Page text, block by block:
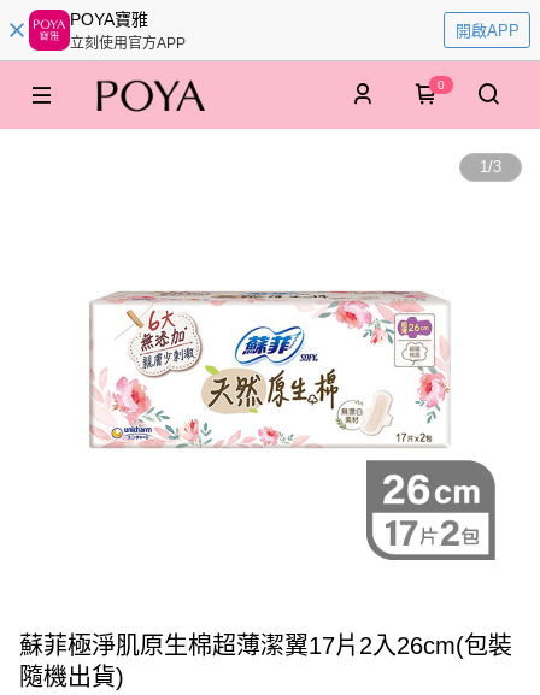
POYA寶雅
立刻使用官方APP
開啟APP
0
1/3
蘇菲極淨肌原生棉超薄潔翼17片2入26cm(包裝
隨機出貨)